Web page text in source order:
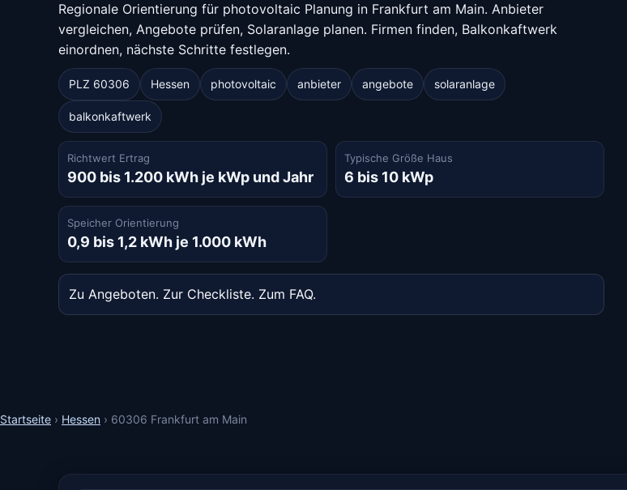
Regionale Orientierung für photovoltaic Planung in Frankfurt am Main. Anbieter
vergleichen, Angebote prüfen, Solaranlage planen. Firmen finden, Balkonkaftwerk
einordnen, nächste Schritte festlegen.
PLZ 60306 Hessen photovoltaic anbieter angebote solaranlage
balkonkaftwerk
Richtwert Ertrag
900 bis 1.200 kWh je kWp und Jahr
Typische Größe Haus
6 bis 10 kWp
Speicher Orientierung
0,9 bis 1,2 kWh je 1.000 kWh
Zu Angeboten. Zur Checkliste. Zum FAQ.
Startseite › Hessen › 60306 Frankfurt am Main